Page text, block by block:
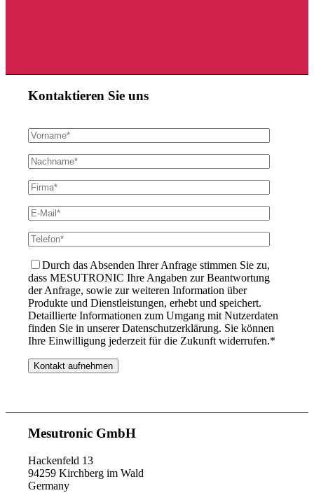
Kontaktieren Sie uns
Durch das Absenden Ihrer Anfrage stimmen Sie zu,
dass MESUTRONIC Ihre Angaben zur Beantwortung
der Anfrage, sowie zur weiteren Information über
Produkte und Dienstleistungen, erhebt und speichert.
Detaillierte Informationen zum Umgang mit Nutzerdaten
finden Sie in unserer Datenschutzerklärung. Sie können
Ihre Einwilligung jederzeit für die Zukunft widerrufen.*
Mesutronic GmbH
Hackenfeld 13
94259 Kirchberg im Wald
Germany